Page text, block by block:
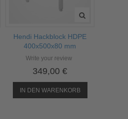
Hendi Hackblock HDPE
400x500x80 mm
Write your review
349,00 €
IN DEN WARENKORB